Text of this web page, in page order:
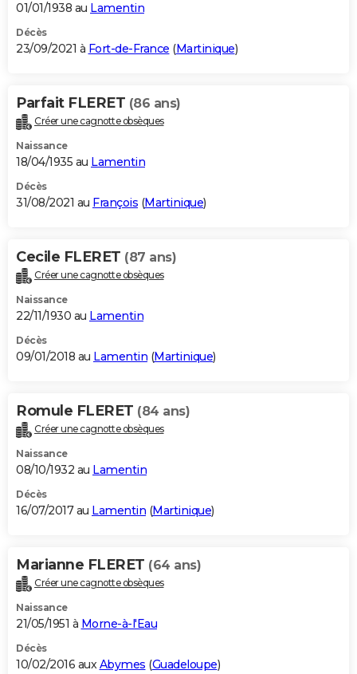
01/01/1938 au Lamentin
Décès
23/09/2021 à Fort-de-France (Martinique)
Parfait FLERET (86 ans)
Créer une cagnotte obsèques
Naissance
18/04/1935 au Lamentin
Décès
31/08/2021 au François (Martinique)
Cecile FLERET (87 ans)
Créer une cagnotte obsèques
Naissance
22/11/1930 au Lamentin
Décès
09/01/2018 au Lamentin (Martinique)
Romule FLERET (84 ans)
Créer une cagnotte obsèques
Naissance
08/10/1932 au Lamentin
Décès
16/07/2017 au Lamentin (Martinique)
Marianne FLERET (64 ans)
Créer une cagnotte obsèques
Naissance
21/05/1951 à Morne-à-l'Eau
Décès
10/02/2016 auxAbymes (Guadeloupe)